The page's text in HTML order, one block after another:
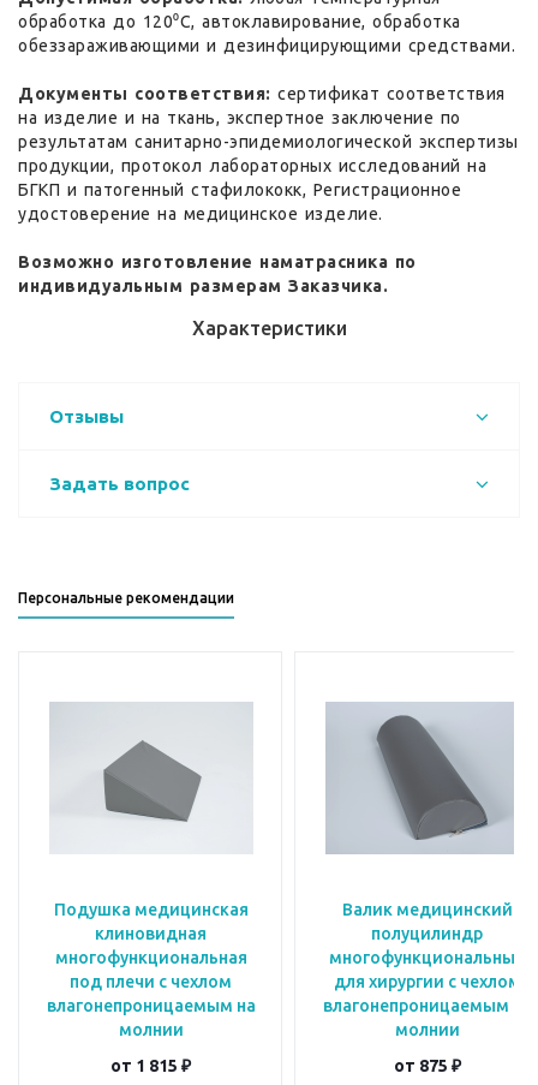
обработка до 120⁰С, автоклавирование, обработка
обеззараживающими и дезинфицирующими средствами.
Документы соответствия: сертификат соответствия
на изделие и на ткань, экспертное заключение по
результатам санитарно-эпидемиологической экспертизы
продукции, протокол лабораторных исследований на
БГКП и патогенный стафилококк, Регистрационное
удостоверение на медицинское изделие.
Возможно изготовление наматрасника по
индивидуальным размерам Заказчика.
Характеристики
Отзывы
Задать вопрос
Персональные рекомендации
Подушка медицинская
клиновидная
многофункциональная
под плечи с чехлом
влагонепроницаемым на
молнии
от 1 815 ₽
Валик медицинский
полуцилиндр
многофункциональный
для хирургии с чехлом
влагонепроницаемым на
молнии
от 875 ₽